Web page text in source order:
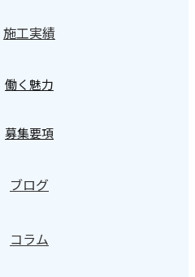
施工実績
働く魅力
募集要項
ブログ
コラム